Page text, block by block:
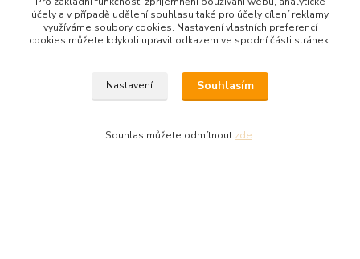
+420 777 327 627
účely a v případě udělení souhlasu také pro účely cílení reklamy
využíváme soubory cookies. Nastavení vlastních preferencí
cookies můžete kdykoli upravit odkazem ve spodní části stránek.
Nastavení Souhlasím
Souhlas můžete odmítnout zde.